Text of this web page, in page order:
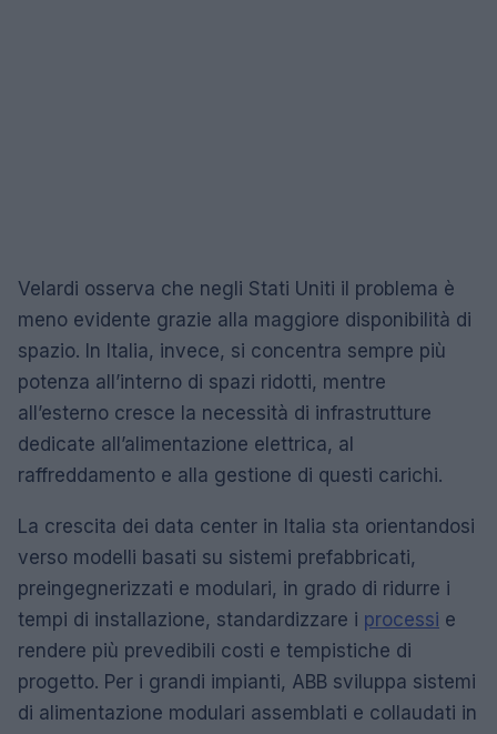
Velardi osserva che negli Stati Uniti il problema è
meno evidente grazie alla maggiore disponibilità di
spazio. In Italia, invece, si concentra sempre più
potenza all’interno di spazi ridotti, mentre
all’esterno cresce la necessità di infrastrutture
dedicate all’alimentazione elettrica, al
raffreddamento e alla gestione di questi carichi.
La crescita dei data center in Italia sta orientandosi
verso modelli basati su sistemi prefabbricati,
preingegnerizzati e modulari, in grado di ridurre i
tempi di installazione, standardizzare i processi e
rendere più prevedibili costi e tempistiche di
progetto. Per i grandi impianti, ABB sviluppa sistemi
di alimentazione modulari assemblati e collaudati in